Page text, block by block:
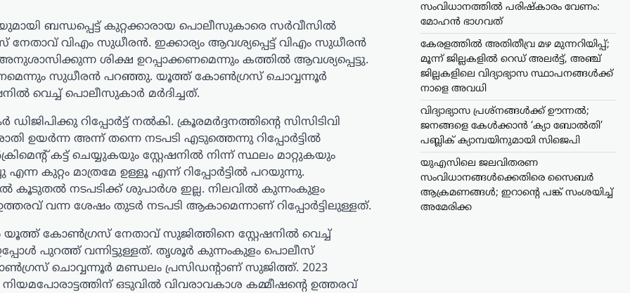
ബന്ധപ്പെട്ട് കുറ്റക്കാരായ പൊലീസുകാരെ സർവീസിൽ
വിഎം സുധീരൻ. ഇക്കാര്യം ആവശ്യപ്പെട്ട് വിഎം സുധീരൻ
ശിക്ഷ ഉറപ്പാക്കണമെന്നും കത്തിൽ ആവശ്യപ്പെട്ടു.
സുധീരൻ പറഞ്ഞു. യൂത്ത് കോൺ​ഗ്രസ് ചൊവ്വന്നൂർ
വെച്ച് പൊലീസുകാർ മർദിച്ചത്.
റിപ്പോർട്ട്‌ നൽകി. ക്രൂരമർദ്ദനത്തിന്റെ സിസിടിവി
ഉയർന്ന അന്ന് തന്നെ നടപടി എടുത്തെന്നു റിപ്പോർട്ടിൽ
കട്ട് ചെയ്യുകയും സ്റ്റേഷനിൽ നിന്ന് സ്ഥലം മാറ്റുകയും
കുറ്റം മാത്രമേ ഉള്ളൂ എന്ന് റിപ്പോർട്ടിൽ പറയുന്നു.
കൂടുതൽ നടപടിക്ക് ശുപാർശ ഇല്ല. നിലവിൽ കുന്നംകുളം
വന്ന ശേഷം തുടർ നടപടി ആകാമെന്നാണ് റിപ്പോർട്ടിലുള്ളത്.
യൂത്ത് കോണ്‍ഗ്രസ് നേതാവ് സുജിത്തിനെ സ്റ്റേഷനിൽ വെച്ച്
പുറത്ത് വന്നിട്ടുള്ളത്. തൃശൂര്‍ കുന്നംകുളം പൊലീസ്
ചൊവ്വന്നൂര്‍ മണ്ഡലം പ്രസിഡന്‍റാണ് സുജിത്ത്. 2023
ഒടുവിൽ വിവരാവകാശ കമ്മീഷന്‍റെ ഉത്തരവ്
സംവിധാനത്തിൽ പരിഷ്കാരം വേണം:
മോഹൻ ഭാഗവത്
കേരളത്തിൽ അതിതീവ്ര മഴ മുന്നറിയിപ്പ്;
മൂന്ന് ജില്ലകളിൽ റെഡ് അലർട്ട്, അഞ്ച്
ജില്ലകളിലെ വിദ്യാഭ്യാസ സ്ഥാപനങ്ങൾക്ക്
നാളെ അവധി
വിദ്യാഭ്യാസ പ്രശ്നങ്ങൾക്ക് ഊന്നൽ;
ജനങ്ങളെ കേൾക്കാൻ ‘ക്യാ ബോൽതി’
പബ്ലിക് ക്യാമ്പയിനുമായി സിജെപി
യുഎസിലെ ജലവിതരണ
സംവിധാനങ്ങൾക്കെതിരെ സൈബർ
ആക്രമണങ്ങൾ; ഇറാന്റെ പങ്ക് സംശയിച്ച്
അമേരിക്ക